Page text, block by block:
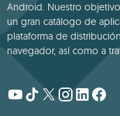
Android. Nuestro
un gran catálogo de
plataforma de
navegador, así como a